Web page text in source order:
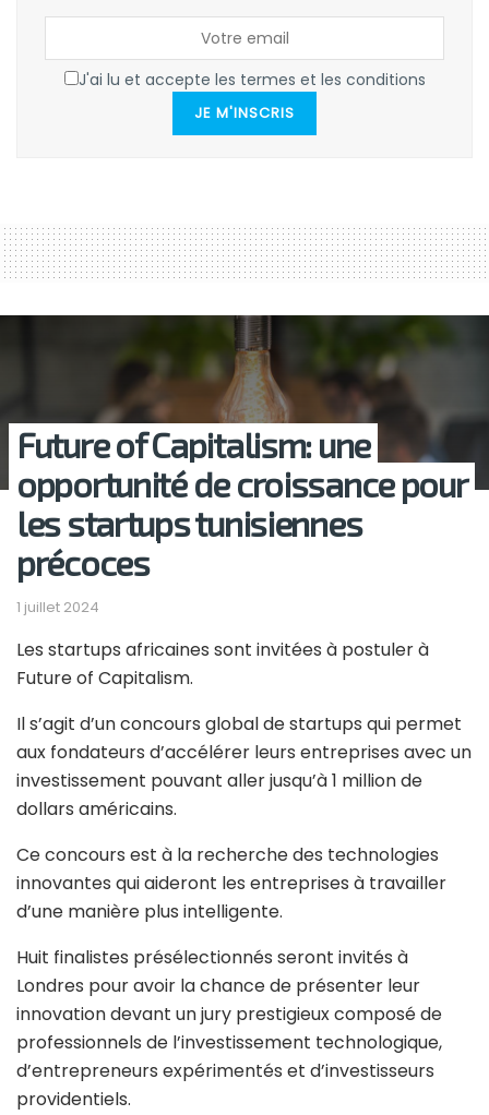
J'ai lu et accepte les termes et les conditions
JE M'INSCRIS
Future of Capitalism: une
opportunité de croissance pour
les startups tunisiennes
précoces
1 juillet 2024
Les startups africaines sont invitées à postuler à
Future of Capitalism.
Il s’agit d’un concours global de startups qui permet
aux fondateurs d’accélérer leurs entreprises avec un
investissement pouvant aller jusqu’à 1 million de
dollars américains.
Ce concours est à la recherche des technologies
innovantes qui aideront les entreprises à travailler
d’une manière plus intelligente.
Huit finalistes présélectionnés seront invités à
Londres pour avoir la chance de présenter leur
innovation devant un jury prestigieux composé de
professionnels de l’investissement technologique,
d’entrepreneurs expérimentés et d’investisseurs
providentiels.